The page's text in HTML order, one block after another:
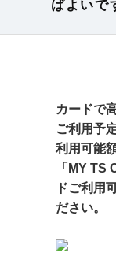
ばよいで
カードで
ご利用予
利用可能
「MY TS
ドご利用
ださい。